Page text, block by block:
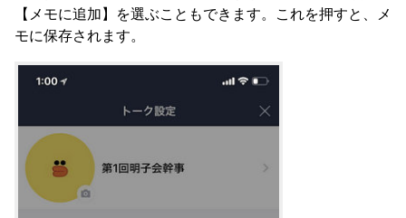
【メモに追加】を選ぶこともできます。これを押すと、メ
モに保存されます。